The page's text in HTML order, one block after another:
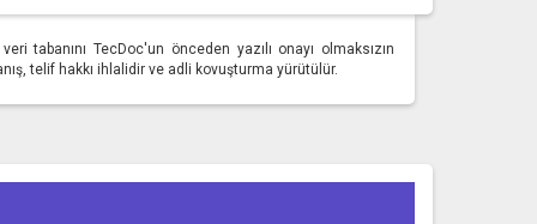
tabanını TecDoc'un önceden yazılı onayı olmaksızın
telif hakkı ihlalidir ve adli kovuşturma yürütülür.